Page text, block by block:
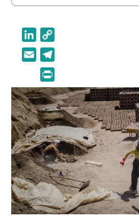
o
p
y
L
i
n
k
i
n
e
d
I
n
e
l
e
g
r
a
m
i
l
r
i
n
t